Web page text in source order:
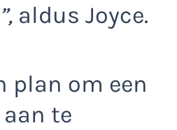
aldus Joyce.
plan om een
te